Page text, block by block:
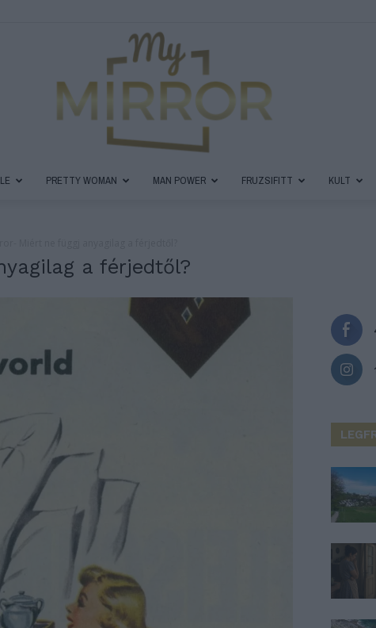
Magazin
PRETTY WOMAN MAN POWER FRUZSIFITT KULT
a férjedtől?